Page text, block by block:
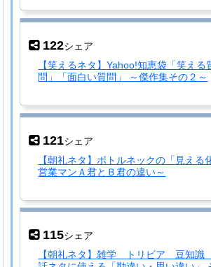
122シェア
【笑えるネタ】Yahoo!知恵袋「笑える
問」「面白い質問」 ～傑作集その２～
121シェア
【朝礼ネタ】ボトルネックの「見える
営業マンＡ君とＢ君の違い～
115シェア
【朝礼ネタ】雑学 トリビア 豆知